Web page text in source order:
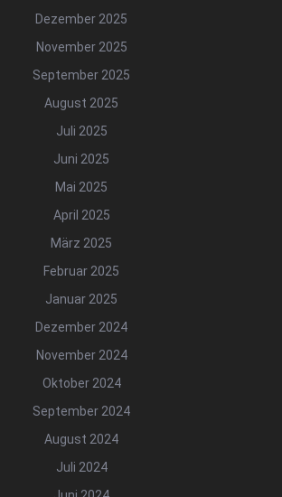
Dezember 2025
November 2025
September 2025
August 2025
Juli 2025
Juni 2025
Mai 2025
April 2025
März 2025
Februar 2025
Januar 2025
Dezember 2024
November 2024
Oktober 2024
September 2024
August 2024
Juli 2024